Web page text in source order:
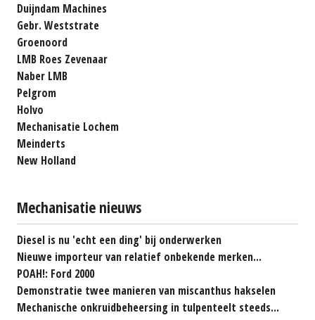
Duijndam Machines
Gebr. Weststrate
Groenoord
LMB Roes Zevenaar
Naber LMB
Pelgrom
Holvo
Mechanisatie Lochem
Meinderts
New Holland
Mechanisatie nieuws
Diesel is nu 'echt een ding' bij onderwerken
Nieuwe importeur van relatief onbekende merken...
POAH!: Ford 2000
Demonstratie twee manieren van miscanthus hakselen
Mechanische onkruidbeheersing in tulpenteelt steeds...